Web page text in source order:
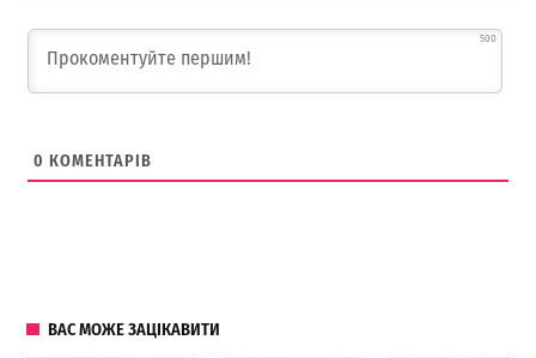
500
0 КОМЕНТАРІВ
ВАС МОЖЕ ЗАЦІКАВИТИ